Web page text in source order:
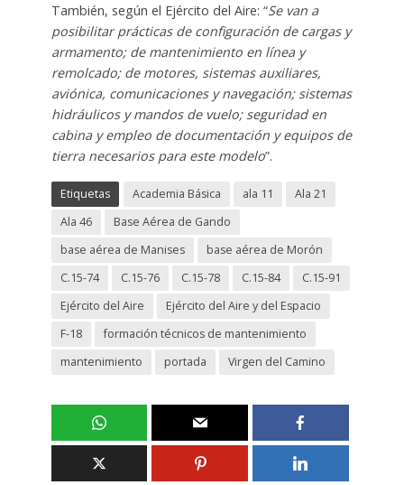
También, según el Ejército del Aire: “Se van a
posibilitar prácticas de configuración de cargas y
armamento; de mantenimiento en línea y
remolcado; de motores, sistemas auxiliares,
aviónica, comunicaciones y navegación; sistemas
hidráulicos y mandos de vuelo; seguridad en
cabina y empleo de documentación y equipos de
tierra necesarios para este modelo”.
Etiquetas Academia Básica ala 11
Ala 21
Ala 46
Base Aérea de Gando
base aérea de Manises
base aérea de Morón
C.15-74
C.15-76 C.15-78 C.15-84
C.15-91
Ejército del Aire
Ejército del Aire y del Espacio
F-18
formación técnicos de mantenimiento
mantenimiento
portada Virgen del Camino